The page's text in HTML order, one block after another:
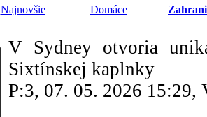
Najnovšie Domáce
V Sydney otvoria
Sixtínskej kaplnky
P:3, 07. 05. 2026 15:29,